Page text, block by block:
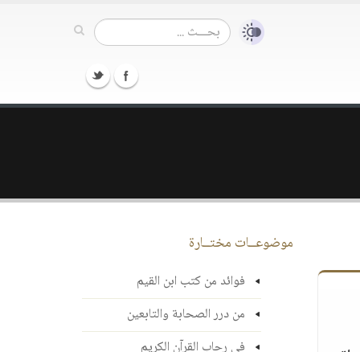
موضوعــات مختــارة
فوائد من كتب ابن القيم
من درر الصحابة والتابعين
في رحاب القرآن الكريم